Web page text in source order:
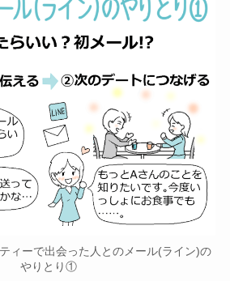
ィーで出会った人とのメール(ライン)の
やりとり①